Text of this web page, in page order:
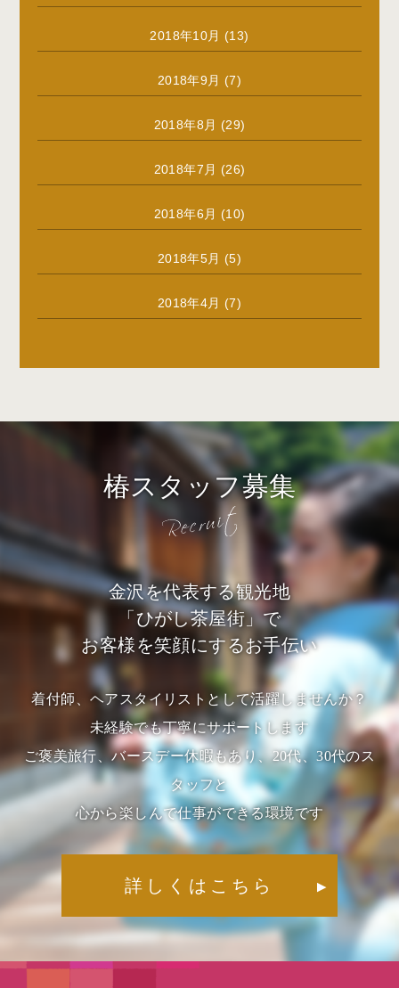
2018年10月 (13)
2018年9月 (7)
2018年8月 (29)
2018年7月 (26)
2018年6月 (10)
2018年5月 (5)
2018年4月 (7)
椿スタッフ募集
金沢を代表する観光地
「ひがし茶屋街」で
お客様を笑顔にするお手伝い
着付師、ヘアスタイリストとして活躍しませんか？
未経験でも丁寧にサポートします
ご褒美旅行、バースデー休暇もあり、20代、30代のス
タッフと
心から楽しんで仕事ができる環境です
詳しくはこちら ▶︎